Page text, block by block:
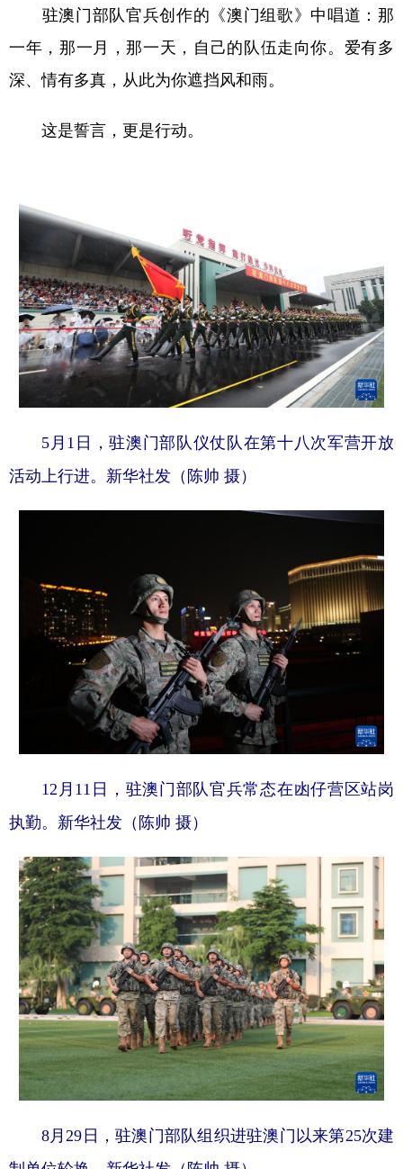
驻澳门部队官兵创作的《澳门组歌》中唱道：那
一年，那一月，那一天，自己的队伍走向你。爱有多
深、情有多真，从此为你遮挡风和雨。
这是誓言，更是行动。
5月1日，驻澳门部队仪仗队在第十八次军营开放
活动上行进。新华社发（陈帅 摄）
12月11日，驻澳门部队官兵常态在凼仔营区站岗
执勤。新华社发（陈帅 摄）
8月29日，驻澳门部队组织进驻澳门以来第25次建